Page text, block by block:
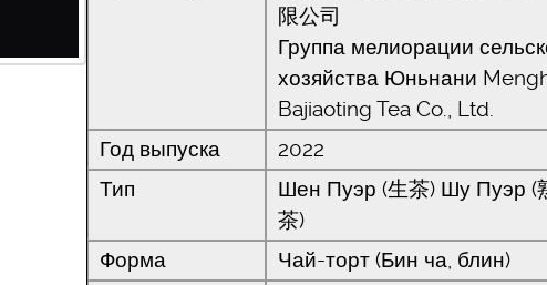
限公司
Группа мелиорации
хозяйства Юньнани
Bajiaoting Tea Co., Ltd.
Год выпуска
2022
Тип
Шен Пуэр (生茶) Шу Пуэр (
茶)
Форма
Чай-торт (Бин ча, блин)